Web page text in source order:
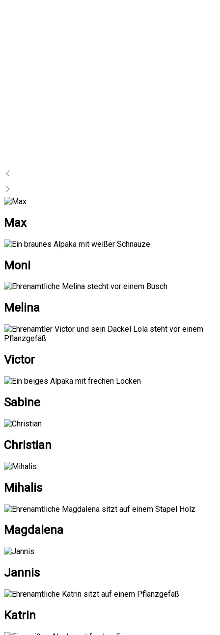
Max
Moni
Melina
Victor
Sabine
Christian
Mihalis
Magdalena
Jannis
Katrin